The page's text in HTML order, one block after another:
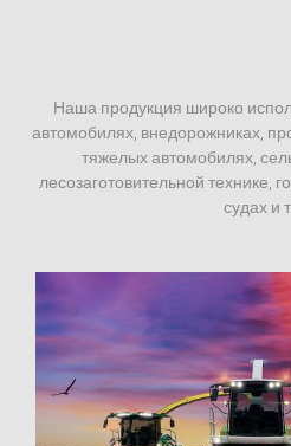
Наша продукция широко
автомобилях, внедорожниках,
тяжелых автомобилях,
лесозаготовительной технике,
судах и